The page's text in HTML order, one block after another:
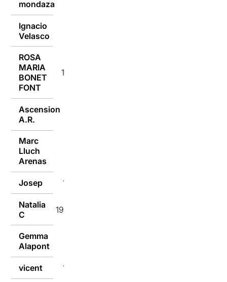
mondaza
Ignacio
Velasco
ROSA
MARIA
BONET
FONT
19/05/2019
Ascension
A.R.
Marc
Lluch
Arenas
Josep 19/05/2019
Natalia
C
19/05/2019
Gemma
Alapont
vicent 19/05/2019